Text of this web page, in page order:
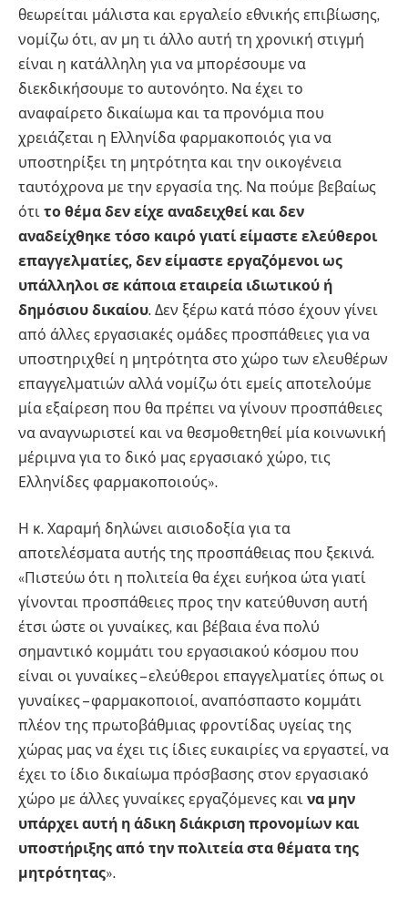
θεωρείται μάλιστα και εργαλείο εθνικής επιβίωσης,
νομίζω ότι, αν μη τι άλλο αυτή τη χρονική στιγμή
είναι η κατάλληλη για να μπορέσουμε να
διεκδικήσουμε το αυτονόητο. Να έχει το
αναφαίρετο δικαίωμα και τα προνόμια που
χρειάζεται η Ελληνίδα φαρμακοποιός για να
υποστηρίξει τη μητρότητα και την οικογένεια
ταυτόχρονα με την εργασία της. Να πούμε βεβαίως
ότι το θέμα δεν είχε αναδειχθεί και δεν
αναδείχθηκε τόσο καιρό γιατί είμαστε ελεύθεροι
επαγγελματίες, δεν είμαστε εργαζόμενοι ως
υπάλληλοι σε κάποια εταιρεία ιδιωτικού ή
δημόσιου δικαίου. Δεν ξέρω κατά πόσο έχουν γίνει
από άλλες εργασιακές ομάδες προσπάθειες για να
υποστηριχθεί η μητρότητα στο χώρο των ελευθέρων
επαγγελματιών αλλά νομίζω ότι εμείς αποτελούμε
μία εξαίρεση που θα πρέπει να γίνουν προσπάθειες
να αναγνωριστεί και να θεσμοθετηθεί μία κοινωνική
μέριμνα για το δικό μας εργασιακό χώρο, τις
Ελληνίδες φαρμακοποιούς».
Η κ. Χαραμή δηλώνει αισιοδοξία για τα
αποτελέσματα αυτής της προσπάθειας που ξεκινά.
«Πιστεύω ότι η πολιτεία θα έχει ευήκοα ώτα γιατί
γίνονται προσπάθειες προς την κατεύθυνση αυτή
έτσι ώστε οι γυναίκες, και βέβαια ένα πολύ
σημαντικό κομμάτι του εργασιακού κόσμου που
είναι οι γυναίκες – ελεύθεροι επαγγελματίες όπως οι
γυναίκες – φαρμακοποιοί, αναπόσπαστο κομμάτι
πλέον της πρωτοβάθμιας φροντίδας υγείας της
χώρας μας να έχει τις ίδιες ευκαιρίες να εργαστεί, να
έχει το ίδιο δικαίωμα πρόσβασης στον εργασιακό
χώρο με άλλες γυναίκες εργαζόμενες και να μην
υπάρχει αυτή η άδικη διάκριση προνομίων και
υποστήριξης από την πολιτεία στα θέματα της
μητρότητας».